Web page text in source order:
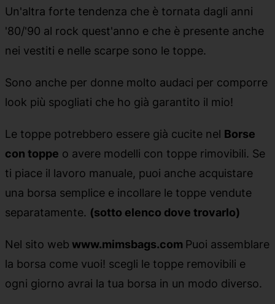
Un'altra forte tendenza che è tornata dagli anni
'80/'90 al rock quest'anno e che è presente anche
nei vestiti e nelle scarpe sono le toppe.
Sono anche per donne molto audaci per comporre
look più spogliati che ho già garantito il mio!
Le toppe potrebbero essere già cucite nel Borse
con toppe o avere modelli con toppe rimovibili. Se
ti piace il lavoro manuale, puoi anche acquistare
una borsa semplice e incollare le toppe vendute
separatamente. (sotto elenco dove trovarlo)
Nel sito web www.mimsbags.com Puoi assemblare
la borsa come vuoi! scegli le toppe removibili e
ogni giorno avrai la tua borsa in un modo diverso.